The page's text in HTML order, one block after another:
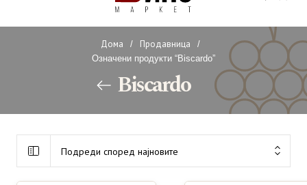
Дома / Продавница
/
Означени продукти “Biscardo”
Biscardo
Подреди според најновите